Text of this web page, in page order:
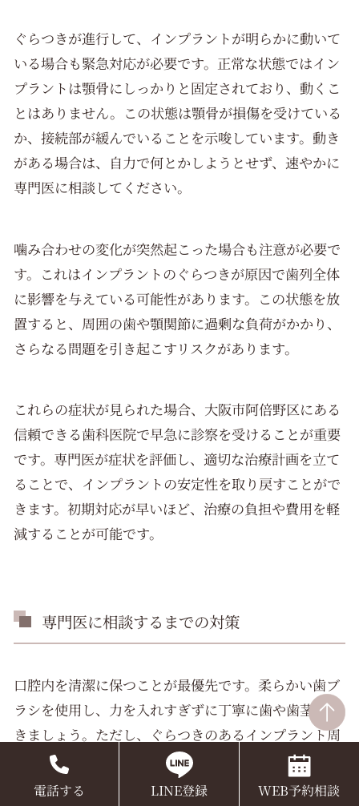
ぐらつきが進行して、インプラントが明らかに動いて
いる場合も緊急対応が必要です。正常な状態ではイン
プラントは顎骨にしっかりと固定されており、動くこ
とはありません。この状態は顎骨が損傷を受けている
か、接続部が緩んでいることを示唆しています。動き
がある場合は、自力で何とかしようとせず、速やかに
専門医に相談してください。
噛み合わせの変化が突然起こった場合も注意が必要で
す。これはインプラントのぐらつきが原因で歯列全体
に影響を与えている可能性があります。この状態を放
置すると、周囲の歯や顎関節に過剰な負荷がかかり、
さらなる問題を引き起こすリスクがあります。
これらの症状が見られた場合、大阪市阿倍野区にある
信頼できる歯科医院で早急に診察を受けることが重要
です。専門医が症状を評価し、適切な治療計画を立て
ることで、インプラントの安定性を取り戻すことがで
きます。初期対応が早いほど、治療の負担や費用を軽
減することが可能です。
専門医に相談するまでの対策
口腔内を清潔に保つことが最優先です。柔らかい歯ブ
ラシを使用し、力を入れすぎずに丁寧に歯や歯茎を磨
きましょう。ただし、ぐらつきのあるインプラント周
辺は慎重に扱い、直接触れる際も軽く行うよう心がけ
てください。歯間ブラシやフロスを用いる場合は、イ
電話する LINE登録 WEB予約相談